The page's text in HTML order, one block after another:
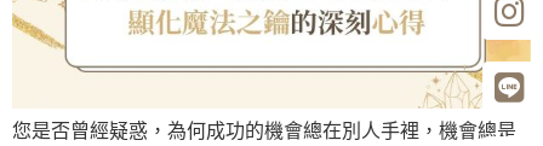
您是否曾經疑惑，為何成功的機會總在別人手裡，機會總是